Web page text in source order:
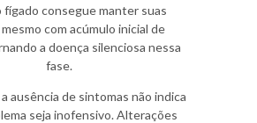
fígado consegue manter suas
com acúmulo inicial de
a doença silenciosa nessa
fase.
ausência de sintomas não indica
seja inofensivo. Alterações